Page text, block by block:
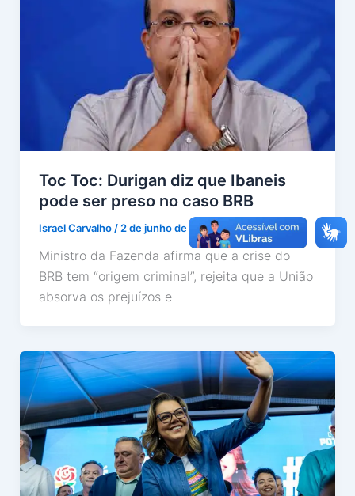
Toc Toc: Durigan diz que Ibaneis
pode ser preso no caso BRB
Israel Carvalho / 2 de junho de 2026
Ministro da Fazenda afirma que a crise do
BRB tem “origem criminal”, rejeita que a União
absorva os prejuízos e